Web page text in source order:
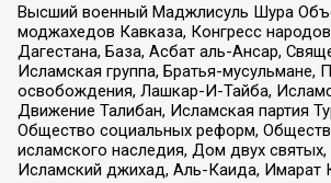
Высший военный Маджлисуль Шура
моджахедов Кавказа, Конгресс
Дагестана, База, Асбат аль-Ансар,
Исламская группа, Братья-мусульмане,
освобождения, Лашкар-И-Тайба,
Движение Талибан, Исламская партия
Общество социальных реформ,
исламского наследия, Дом двух
Исламский джихад, Аль-Каида, Имарат